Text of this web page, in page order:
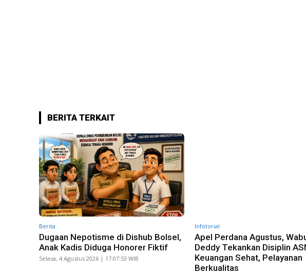
BERITA TERKAIT
Berita
Dugaan Nepotisme di Dishub Bolsel,
Anak Kadis Diduga Honorer Fiktif
Selasa, 4 Agustus 2026 | 17:07:53 WIB
Infotorial
Apel Perdana Agustus,
Deddy Tekankan Disiplin
Keuangan Sehat, Pelayanan
Berkualitas